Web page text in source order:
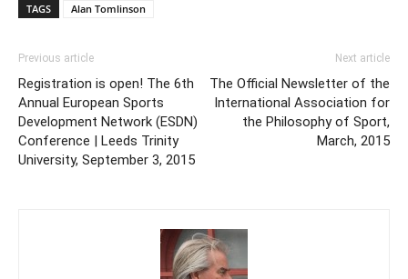
TAGS Alan Tomlinson
Previous article
Registration is open! The 6th
Annual European Sports
Development Network (ESDN)
Conference | Leeds Trinity
University, September 3, 2015
Next article
The Official Newsletter of the
International Association for
the Philosophy of Sport,
March, 2015